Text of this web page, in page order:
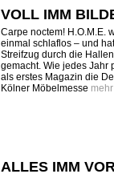
VOLL IMM
Carpe noctem! H.O.M.E.
einmal schlaflos – und
Streifzug durch die
gemacht. Wie jedes Jahr
als erstes Magazin die
Kölner Möbelmesse
ALLES IMM